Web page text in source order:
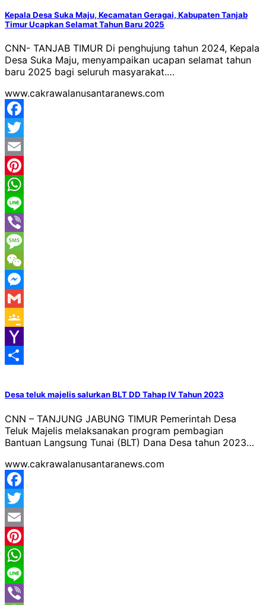
Kepala Desa Suka Maju, Kecamatan Geragai, Kabupaten Tanjab
Timur Ucapkan Selamat Tahun Baru 2025
CNN- TANJAB TIMUR Di penghujung tahun 2024, Kepala
Desa Suka Maju, menyampaikan ucapan selamat tahun
baru 2025 bagi seluruh masyarakat.…
www.cakrawalanusantaranews.com
Facebook
Twitter
Email
Pinterest
WhatsApp
Line
Viber
Message
WeChat
Messenger
Gmail
Google
Classroom
Yahoo
Desa teluk majelis salurkan BLT DD Tahap IV Tahun 2023
CNN – TANJUNG JABUNG TIMUR Pemerintah Desa
Teluk Majelis melaksanakan program pembagian
Bantuan Langsung Tunai (BLT) Dana Desa tahun 2023…
www.cakrawalanusantaranews.com
Facebook
Twitter
Email
Pinterest
WhatsApp
Line